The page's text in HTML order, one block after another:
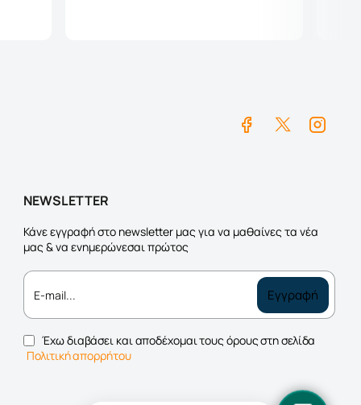
NEWSLETTER
Κάνε εγγραφή στο newsletter μας για να μαθαίνες τα νέα
μας & να ενημερώνεσαι πρώτος
E-
mail...
Εγγραφή
Έχω διαβάσει και αποδέχομαι τους όρους στη σελίδα
Πολιτική απορρήτου